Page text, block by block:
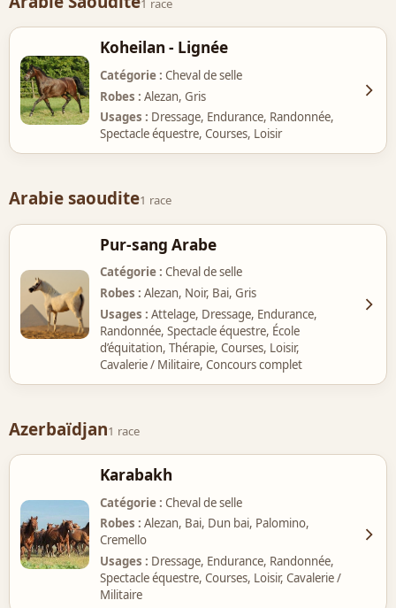
1 race
Koheilan - Lignée
Catégorie Cheval de selle
Robes
Alezan, Gris
Usages
Dressage, Endurance, Randonnée,
Spectacle équestre, Courses, Loisir
Arabie saoudite1 race
Pur-sang Arabe
Catégorie Cheval de selle
Robes
Alezan, Noir, Bai, Gris
Usages
Attelage, Dressage, Endurance,
Randonnée, Spectacle équestre, École
d’équitation, Thérapie, Courses, Loisir,
Cavalerie / Militaire, Concours complet
Azerbaïdjan1 race
Karabakh
Catégorie Cheval de selle
Robes
Alezan, Bai, Dun bai, Palomino,
Cremello
Usages
Dressage, Endurance, Randonnée,
Spectacle équestre, Courses, Loisir, Cavalerie /
Militaire